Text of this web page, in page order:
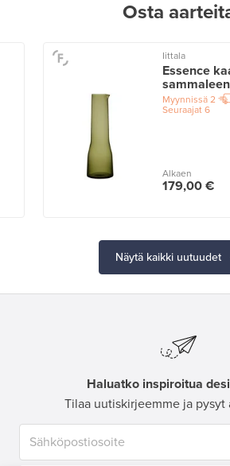
Osta
Iittala
Essence
Myynnissä2
Seuraajat6
Alkaen
179,00 €
Näytä kaikki uutuudet
Haluatko inspiroitua
Tilaa uutiskirjeemme ja pysyt